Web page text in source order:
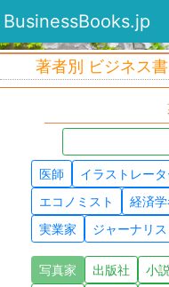
BusinessBooks.jp
著者別 ビジネス書
医師 イラストレータ
エコノミスト
経済
実業家
ジャーナリス
写真家 出版社 小